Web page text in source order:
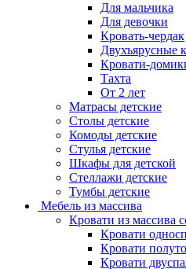
Для мальчика
Для девочки
Кровать-чердак
Двухъярусные
Кровати-
Тахта
От 2 лет
Матрасы детские
Столы детские
Комоды детские
Стулья детские
Шкафы для детской
Стеллажи детские
Тумбы детские
Мебель из массива
Кровати из массива
Кровати
Кровати
Кровати